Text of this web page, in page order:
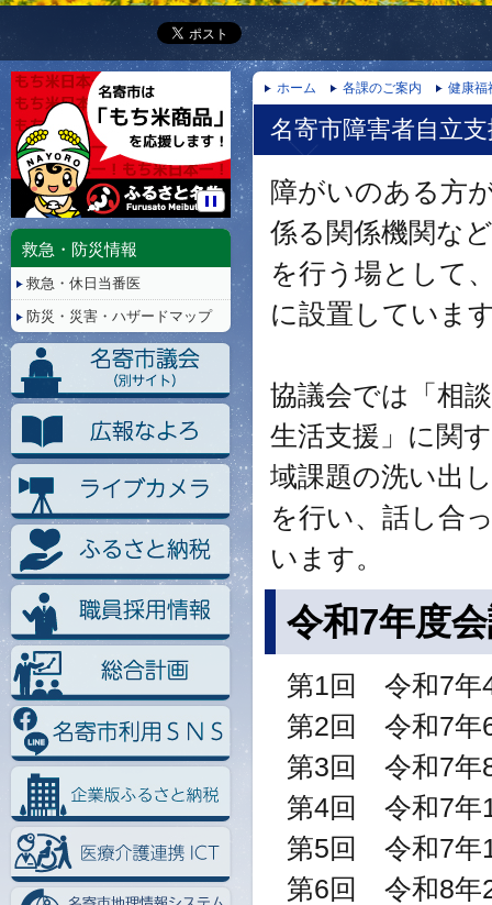
ホーム 各課のご案内 健康福
名寄市障害者自立
障がいのある方
係る関係機関な
を行う場として
に設置していま
協議会では「相
生活支援」に関
域課題の洗い出
を行い、話し合
います。
令和7年度
第1回 令和7年
第2回 令和7年
第3回 令和7年
第4回 令和7年
第5回 令和7年
第6回 令和8年
停
救急・防災情報
救急・休日当番医
防災・災害・ハザードマップ